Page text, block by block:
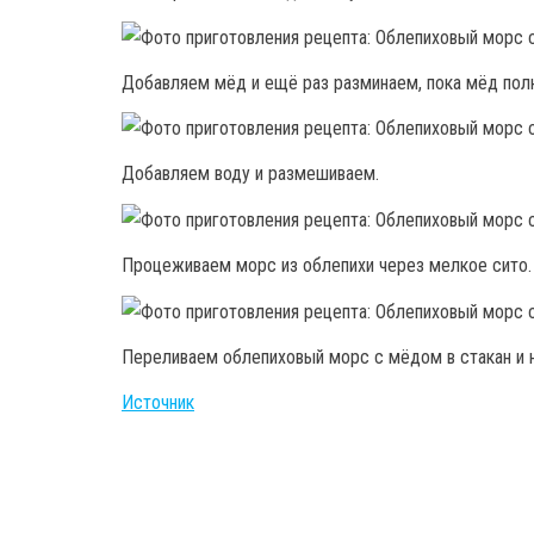
Добавляем мёд и ещё раз разминаем, пока мёд
Добавляем воду и размешиваем.
Процеживаем морс из облепихи через мелкое сито.
Переливаем облепиховый морс с мёдом в стакан и
Источник